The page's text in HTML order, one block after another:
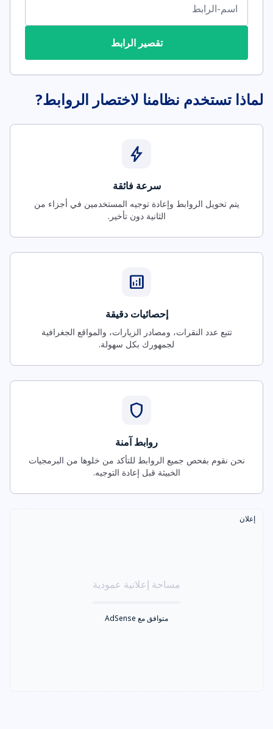
تقصير الرابط
لماذا تستخدم نظامنا لاختصار الروابط?
bolt
سرعة فائقة
يتم تحويل الروابط وإعادة توجيه المستخدمين في أجزاء من
الثانية دون تأخير.
analytics
إحصائيات دقيقة
تتبع عدد النقرات، ومصادر الزيارات، والمواقع الجغرافية
لجمهورك بكل سهولة.
shield
روابط آمنة
نحن نقوم بفحص جميع الروابط للتأكد من خلوها من البرمجيات
الخبيثة قبل إعادة التوجيه.
إعلان
مساحة إعلانية عمودية
متوافق مع AdSense